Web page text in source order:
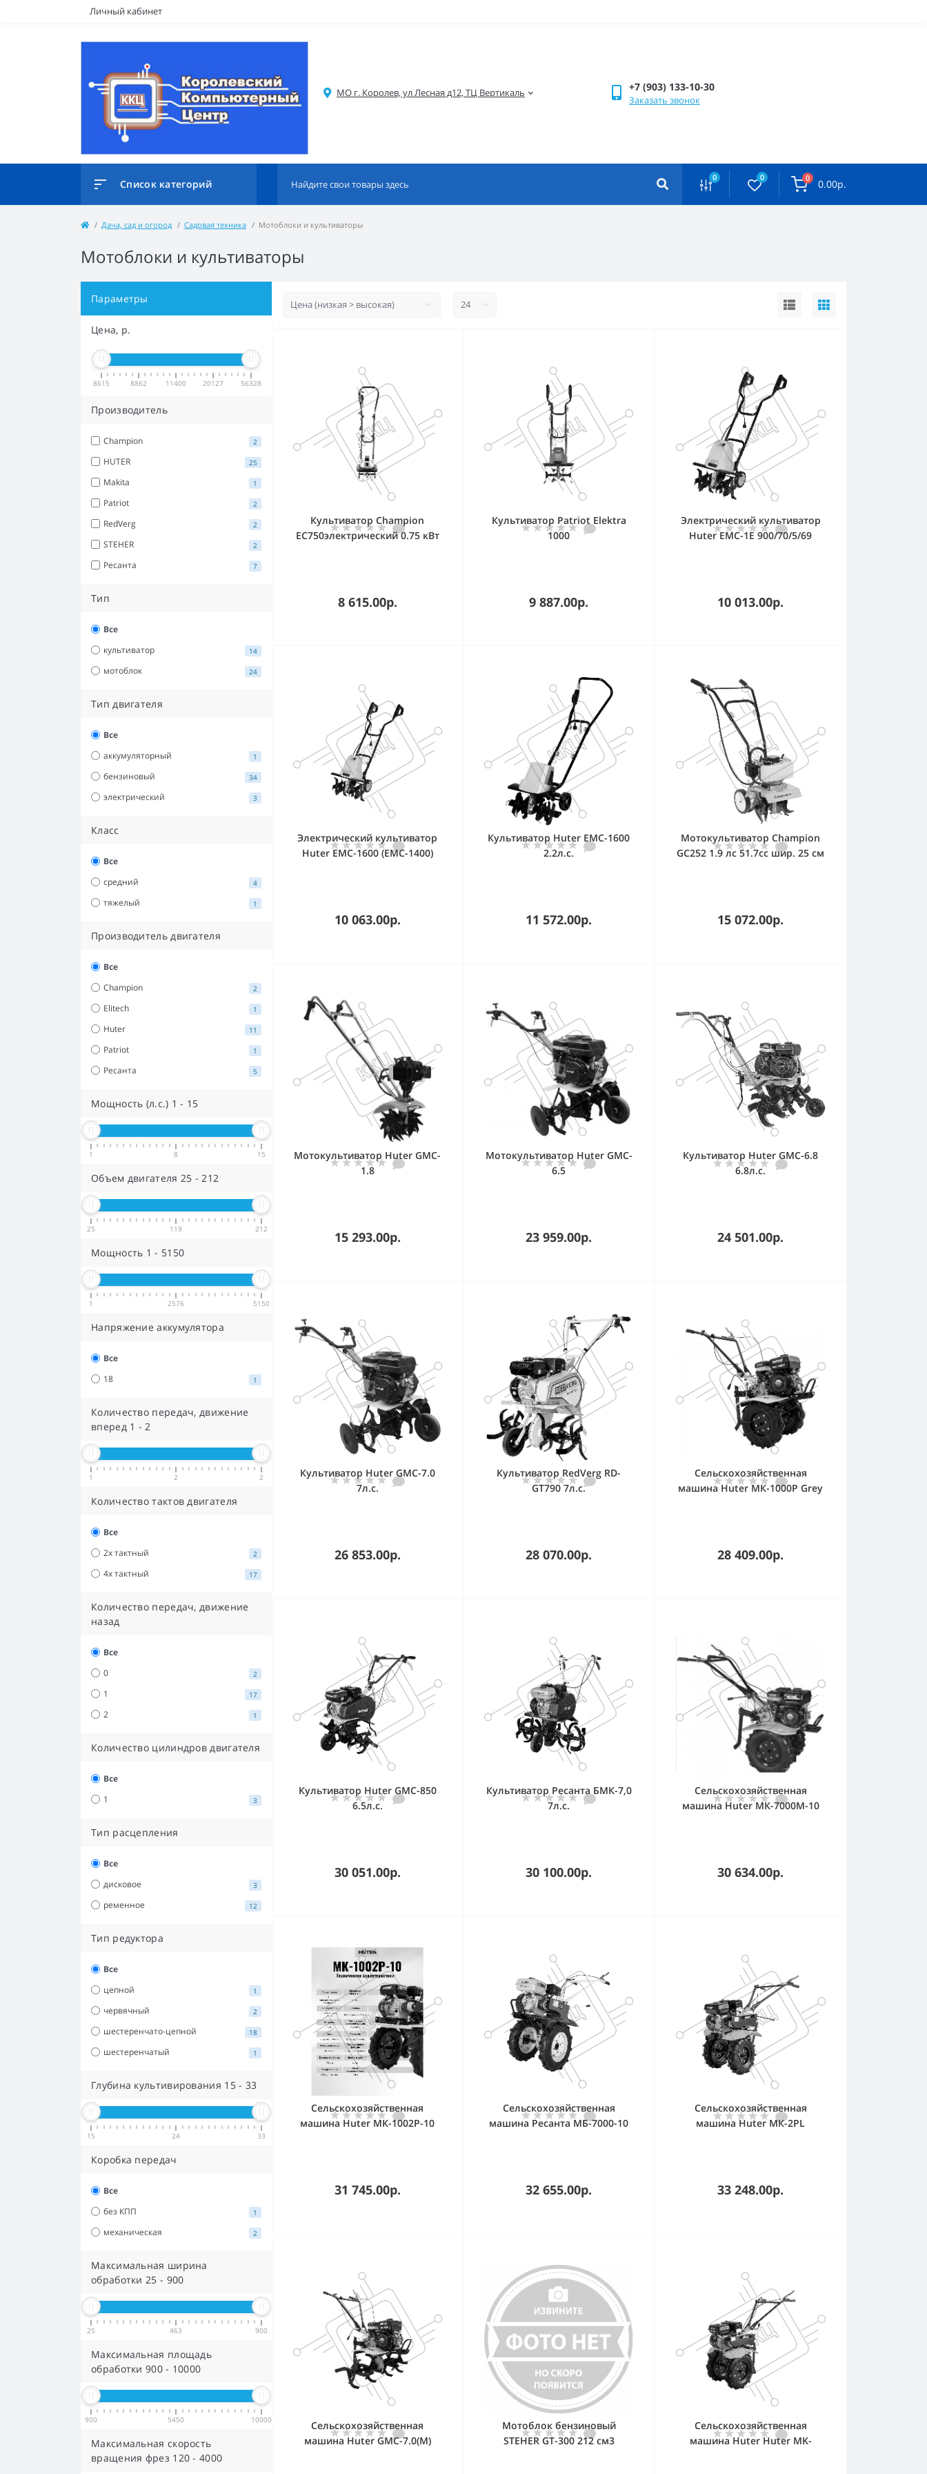
Личный кабинет
МО г. Королев, ул Лесная д12, ТЦ Вертикаль +7 (903) 133-10-30
Заказать звонок
Список категорий 0 0 0 0.00р.
Дача, сад и огород Садовая техника Мотоблоки и культиваторы
Мотоблоки и культиваторы
Параметры
Цена, р.
8615 8862 11400 20127 56328
Производитель
Champion 2
HUTER 25
Makita 1
Patriot 2
RedVerg 2
STEHER 2
Ресанта 7
Тип
Все
культиватор
14
мотоблок 24
Тип двигателя
Все
аккумуляторный
1
бензиновый 34
электрический 3
Класс
Все
средний
4
тяжелый 1
Производитель двигателя
Все
Champion
2
Elitech 1
Huter 11
Patriot 1
Ресанта 5
Мощность (л.с.) 1 - 15
1 8 15
Объем двигателя 25 - 212
25 119 212
Мощность 1 - 5150
1 2576 5150
Напряжение аккумулятора
Все
18
1
Количество передач, движение
вперед 1 - 2
1 2 2
Количество тактов двигателя
Все
2х тактный
2
4х тактный 17
Количество передач, движение
назад
Все
0
2
1 17
2 1
Количество цилиндров двигателя
Все
1
3
Тип расцепления
Все
дисковое
3
ременное 12
Тип редуктора
Все
цепной
1
червячный 2
шестеренчато-цепной 18
шестеренчатый 1
Глубина культивирования 15- 33
15 24 33
Коробка передач
Все
без КПП
1
механическая 2
Максимальная ширина
обработки 25 - 900
25 463 900
Максимальная площадь
обработки900- 10000
900 5450 10000
Максимальная скорость
вращения фрез 120 -4000
Культиватор Champion
EC750электрический 0.75 кВт
8 615.00р.
Культиватор Patriot Elektra
1000
9 887.00р.
Электрический культиватор
Huter ЕМС-1E 900/70/5/69
10 013.00р.
Электрический культиватор
Huter EMC-1600 (EMC-1400)
10 063.00р.
Культиватор Huter EMC-1600
2.2л.с.
11 572.00р.
Мотокультиватор Champion
GC252 1.9 лс 51.7сс шир. 25 см
15 072.00р.
Мотокультиватор Huter GMC-
1.8
15 293.00р.
Мотокультиватор Huter GMC-
6.5
23 959.00р.
Культиватор Huter GMC-6.8
6.8л.с.
24 501.00р.
Культиватор Huter GMC-7.0
7л.с.
26 853.00р.
Культиватор RedVerg RD-
GT790 7л.с.
28 070.00р.
Сельскохозяйственная
машина Huter МК-1000P Grey
28 409.00р.
Культиватор Huter GMC-850
6.5л.с.
30 051.00р.
Культиватор Ресанта БМК-7,0
7л.с.
30 100.00р.
Сельскохозяйственная
машина Huter МК-7000M-10
30 634.00р.
Сельскохозяйственная
машина Huter МК-1002Р-10
31 745.00р.
Сельскохозяйственная
машина Ресанта МБ-7000-10
32 655.00р.
Сельскохозяйственная
машина Huter МК-2РL
33 248.00р.
Сельскохозяйственная
машина Huter GMC-7.0(M)
Мотоблок бензиновый
STEHER GT-300 212 см3
Сельскохозяйственная
машина Huter Huter МK-